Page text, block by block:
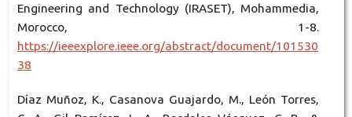
Engineering and Technology (IRASET), Mohammedia,
Morocco, 1-8.
https://ieeexplore.ieee.org/abstract/document/101530
38
Díaz Muñoz, K., Casanova Guajardo, M., León Torres,